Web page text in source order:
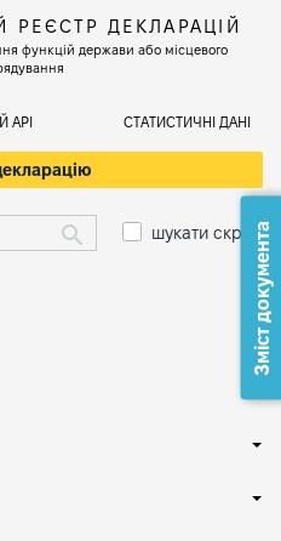
ДЕКЛАРАЦІЙ
функцій держави або місцевого
АРІ СТАТИСТИЧНІ ДАНІ
шукати скрізьЗміст документа